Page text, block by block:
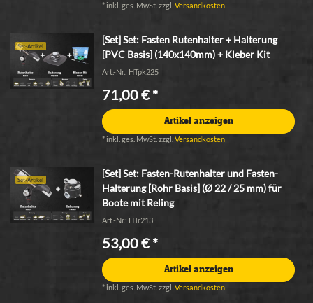
* inkl. ges. MwSt. zzgl.Versandkosten
Set-Artikel
[Set] Set: Fasten Rutenhalter + Halterung
[PVC Basis] (140x140mm) + Kleber Kit
Art.-Nr.: HTpk225
71,00 € *
Artikel anzeigen
* inkl. ges. MwSt. zzgl.Versandkosten
Set-Artikel
[Set] Set: Fasten-Rutenhalter und Fasten-
Halterung [Rohr Basis] (Ø 22 / 25 mm) für
Boote mit Reling
Art.-Nr.: HTr213
53,00 € *
Artikel anzeigen
* inkl. ges. MwSt. zzgl.Versandkosten